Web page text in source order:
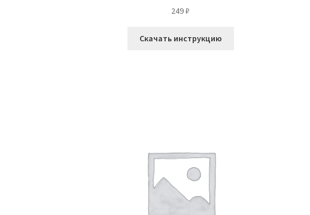
249₽
Скачать инструкцию